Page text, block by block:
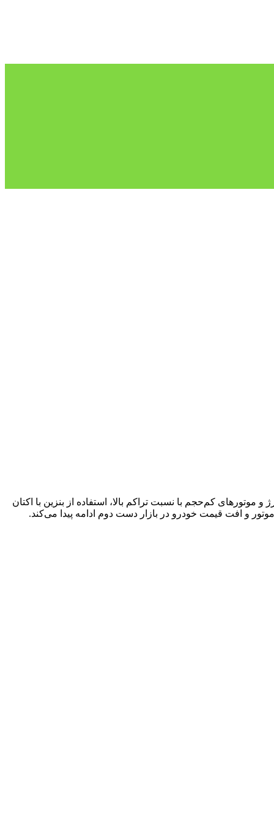
کم‌حجم با نسبت تراکم بالا، استفاده از بنزین با اکتان
و افت قیمت خودرو در بازار دست دوم ادامه پیدا می‌کند.